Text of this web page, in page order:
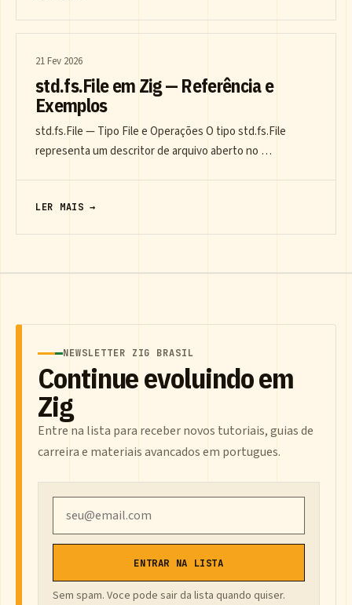
21 Fev 2026
std.fs.File em Zig — Referência e
Exemplos
std.fs.File — Tipo File e Operações O tipo std.fs.File
representa um descritor de arquivo aberto no …
LER MAIS →
NEWSLETTER ZIG BRASIL
Continue evoluindo em
Zig
Entre na lista para receber novos tutoriais, guias de
carreira e materiais avancados em portugues.
ENTRAR NA LISTA
Sem spam. Voce pode sair da lista quando quiser.